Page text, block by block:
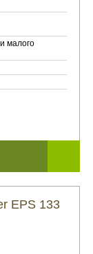
малого
EPS 133